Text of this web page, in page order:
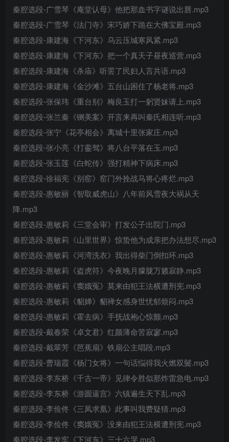
秦腔选段-广雪琴《庵堂认母》他把那血书字谜说出唇.mp3
秦腔选段-广雪琴《法门寺》宋巧娇下跪在大佛宝殿.mp3
秦腔选段-康建海《下河东》乌云压城寒风紧.mp3
秦腔选段-康建海《下河东》把一个真天子昼夜巡营.mp3
秦腔选段-康建海《杀庙》听罢了民妇人言共语.mp3
秦腔选段-康建海《金沙滩》五台山困住了杨老将.mp3
秦腔选段-张保玮《重台别》梅良玉打一躬贤妹请上.mp3
秦腔选段-张兰秦《铡美案》开言来再叫秦氏相连听.mp3
秦腔选段-张宁《花亭相会》离城十里张家庄.mp3
秦腔选段-张小亮《打銮驾》将八台平落在玉.mp3
秦腔选段-张玉莲《白蛇传》强打精神下病床.mp3
秦腔选段-徐福宪《别窑》窑门外拴战马将心疼烂.mp3
秦腔选段-惠敏丽《智取威虎山》八年前风雪夜大祸从天
降.mp3
秦腔选段-惠敏莉《三堂会审》打发公子出院门.mp3
秦腔选段-惠敏莉《山里世界》惊蛰他为成亲把办法想尽.mp3
秦腔选段-惠敏莉《河湾洗衣》我出得柴门倒扣环.mp3
秦腔选段-惠敏莉《盗虎符》今夜晚月朦胧万籁寂静.mp3
秦腔选段-惠敏莉《窦娥冤》莫来由犯王法横遭刑宪.mp3
秦腔选段-惠敏莉《貂婵》貂禅女感身世忧郁烦闷.mp3
秦腔选段-惠敏莉《霍去病》手抚战袍心惊颤.mp3
秦腔选段-戴春荣《卓文君》红颜薄命苦寂寥.mp3
秦腔选段-戴翠芳《芭蕉扇》铁扇公主唱段.mp3
秦腔选段-曹瑞霞《杨门女将》一句话悩得我火燃双鬓.mp3
秦腔选段-李东桥《千古一帝》见律令胜似那炸雷急电.mp3
秦腔选段-李东桥《游圆逼宫》六镇遍生天下乱.mp3
秦腔选段-李俭佟《三凤求凰》此事叫我费疑猜.mp3
秦腔选段-李俭佟《窦娥冤》没来由犯王法横遭刑宪.mp3
秦腔选段-李发牢《下河东》三十六哭.mp3